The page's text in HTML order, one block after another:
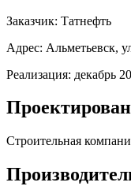
Заказчик: Татнефть
Адрес: Альметьевск,
Реализация: декабрь
Строительная